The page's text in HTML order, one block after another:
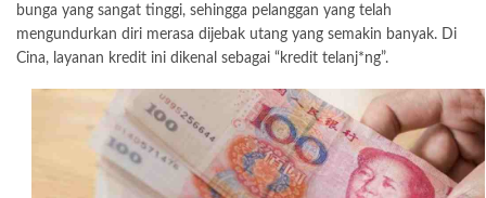
bunga yang sangat tinggi, sehingga pelanggan yang telah
mengundurkan diri merasa dijebak utang yang semakin banyak. Di
Cina, layanan kredit ini dikenal sebagai “kredit telanj*ng”.